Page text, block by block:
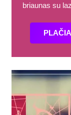
briaunas su